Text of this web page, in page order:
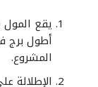
يقع المول
أطول برج
المشروع.
الإطلالة